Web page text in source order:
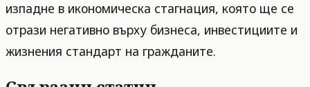
изпадне в икономическа стагнация, която ще се
отрази негативно върху бизнеса, инвестициите и
жизнения стандарт на гражданите.